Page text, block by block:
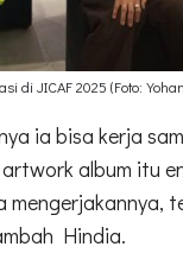
di JICAF 2025 (Foto:
ia bisa kerja
album itu
Hindia.